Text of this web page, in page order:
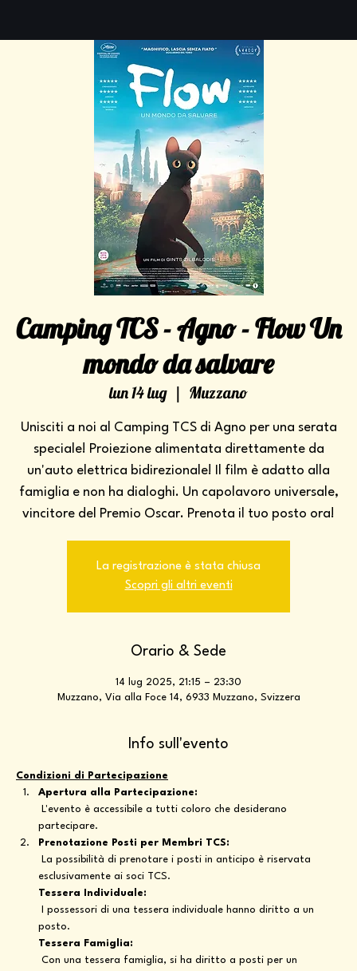
Camping TCS - Agno - Flow Un
mondo da salvare
lun 14 lug
  |
Muzzano
Unisciti a noi al Camping TCS di Agno per una serata
speciale! Proiezione alimentata direttamente da
un'auto elettrica bidirezionale! Il film è adatto alla
famiglia e non ha dialoghi. Un capolavoro universale,
vincitore del Premio Oscar. Prenota il tuo posto ora!
La registrazione è stata chiusa
Scopri gli altri eventi
Orario & Sede
14 lug 2025, 21:15 – 23:30
Muzzano, Via alla Foce 14, 6933 Muzzano, Svizzera
Info sull'evento
Condizioni di Partecipazione
Apertura alla Partecipazione:
partecipare.
Prenotazione Posti per Membri TCS:
esclusivamente ai soci TCS.
Tessera Individuale:
posto.
Tessera Famiglia: